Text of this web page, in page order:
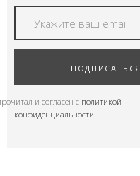
ПОДПИСАТЬСЯ
и согласен с политикой
конфиденциальности